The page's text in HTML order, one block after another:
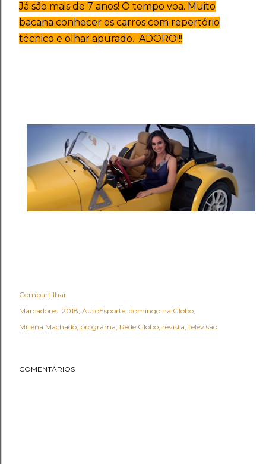
Já são mais de 7 anos! O tempo voa. Muito
bacana conhecer os carros com repertório
técnico e olhar apurado. ADORO!!!
Compartilhar
Marcadores: 2018 AutoEsporte domingo na Globo
Millena Machado programa Rede Globo revista televisão
COMENTÁRIOS